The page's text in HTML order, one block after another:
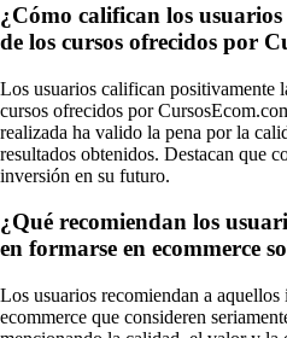
¿Cómo califican los
de los cursos ofrecidos por
Los usuarios califican positivamente
cursos ofrecidos por
realizada ha valido la pena por la
resultados obtenidos. Destacan que
inversión en su futuro.
¿Qué recomiendan los
en formarse en ecommerce
Los usuarios recomiendan a aquellos
ecommerce que consideren